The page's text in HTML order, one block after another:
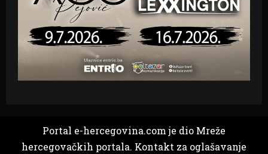
Portal e-hercegovina.com je dio Mreže
hercegovačkih portala. Kontakt za oglašavanje